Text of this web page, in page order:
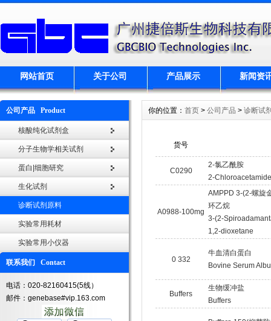
网站首页 关于公司 产品展示 新闻资
公司产品 Product
核酸纯化试剂盒
分子生物学相关试剂
蛋白|细胞研究
生化试剂
诊断试剂原料
实验常用耗材
实验常用小仪器
联系我们 Contact
电话：020-82160415(5线）
邮件：genebase#vip.163.com
你的位置： 首页 > 公司产品 > 诊断试
货号
C0290
2-氯乙酰胺
2-
A0988-100mg
AMPPD 3-(2-螺旋
环乙烷
3-(2-
1,2-dioxetane
0 332
牛血清白蛋白
Bovine Serum
Buffers
生物缓冲盐
Buffers